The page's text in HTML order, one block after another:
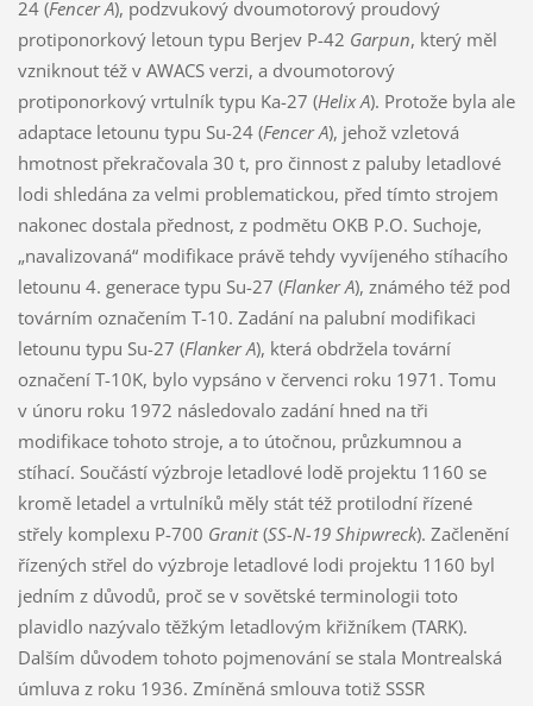
24 (Fencer A), podzvukový dvoumotorový proudový
protiponorkový letoun typu Berjev P-42 Garpun, který měl
vzniknout též v AWACS verzi, a dvoumotorový
protiponorkový vrtulník typu Ka-27 (Helix A). Protože byla ale
adaptace letounu typu Su-24 (Fencer A), jehož vzletová
hmotnost překračovala 30 t, pro činnost z paluby letadlové
lodi shledána za velmi problematickou, před tímto strojem
nakonec dostala přednost, z podmětu OKB P.O. Suchoje,
„navalizovaná“ modifikace právě tehdy vyvíjeného stíhacího
letounu 4. generace typu Su-27 (Flanker A), známého též pod
továrním označením T-10. Zadání na palubní modifikaci
letounu typu Su-27 (Flanker A), která obdržela tovární
označení T-10K, bylo vypsáno v červenci roku 1971. Tomu
v únoru roku 1972 následovalo zadání hned na tři
modifikace tohoto stroje, a to útočnou, průzkumnou a
stíhací. Součástí výzbroje letadlové lodě projektu 1160 se
kromě letadel a vrtulníků měly stát též protilodní řízené
střely komplexu P-700 Granit(SS-N-19 Shipwreck). Začlenění
řízených střel do výzbroje letadlové lodi projektu 1160 byl
jedním z důvodů, proč se v sovětské terminologii toto
plavidlo nazývalo těžkým letadlovým křižníkem (TARK).
Dalším důvodem tohoto pojmenování se stala Montrealská
úmluva z roku 1936. Zmíněná smlouva totiž SSSR